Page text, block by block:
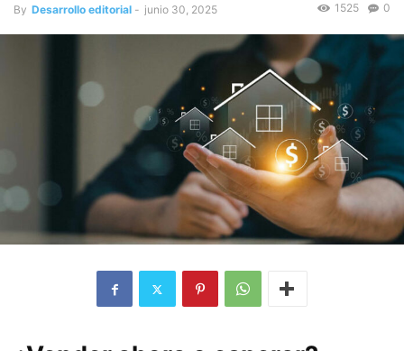
By Desarrollo editorial - junio 30, 2025 0
1525